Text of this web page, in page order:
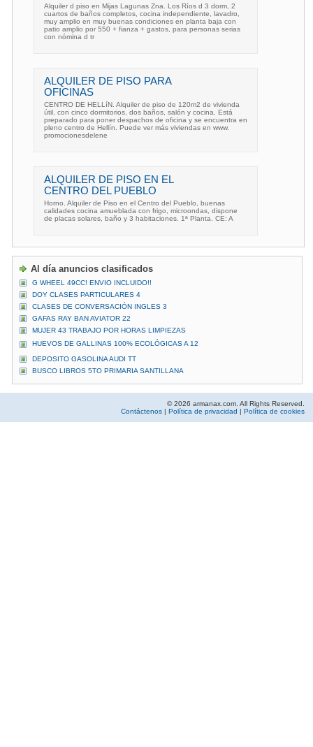
Alquiler d piso en Mijas Lagunas Zna. Los Ríos d 3 dorm, 2
cuartos de baños completos, cocina independiente, lavadro,
muy amplio en muy buenas condiciones en planta baja con
patio amplio por 550 + fianza + gastos, para personas serias
con nómina d tr
ALQUILER DE PISO PARA
OFICINAS
CENTRO DE HELLíN. Alquiler de piso de 120m2 de vivienda
útil, con cinco dormitorios, dos baños, salón y cocina. Está
preparado para poner despachos de oficina y se encuentra en
pleno centro de Hellín. Puede ver más viviendas en www.
promocionesdelene
ALQUILER DE PISO EN EL
CENTRO DEL PUEBLO
Horno. Alquiler de Piso en el Centro del Pueblo, buenas
calidades cocina amueblada con frigo, microondas, dispone
de placas solares, baño y 3 habitaciones. 1ª Planta. CE: A
Al día anuncios clasificados
G WHEEL 49CC! ENVIO INCLUIDO!!
DOY CLASES PARTICULARES 4
CLASES DE CONVERSACIÓN INGLES 3
GAFAS RAY BAN AVIATOR 22
MUJER 43 TRABAJO POR HORAS LIMPIEZAS
HUEVOS DE GALLINAS 100% ECOLÓGICAS A 12
DEPOSITO GASOLINA AUDI TT
BUSCO LIBROS 5TO PRIMARIA SANTILLANA
© 2026 armanax.com. All Rights Reserved.
Contáctenos | Política de privacidad | Política de cookies